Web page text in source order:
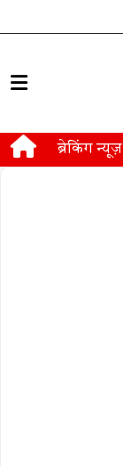
ब्रेकिंग न्यूज़